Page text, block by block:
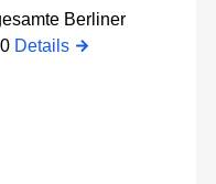
Berliner
Details